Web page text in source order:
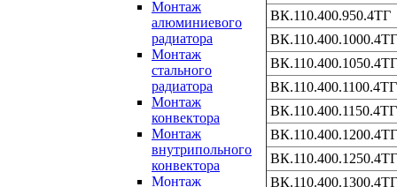
Монтаж
алюминиевого
радиатора
Монтаж
стального
радиатора
Монтаж
конвектора
Монтаж
внутрипольного
конвектора
Монтаж
ВК.110.400.950.4ТГ
ВК.110.400.1000.4ТГ
ВК.110.400.1050.4ТГ
ВК.110.400.1100.4ТГ
ВК.110.400.1150.4ТГ
ВК.110.400.1200.4ТГ
ВК.110.400.1250.4ТГ
ВК.110.400.1300.4ТГ